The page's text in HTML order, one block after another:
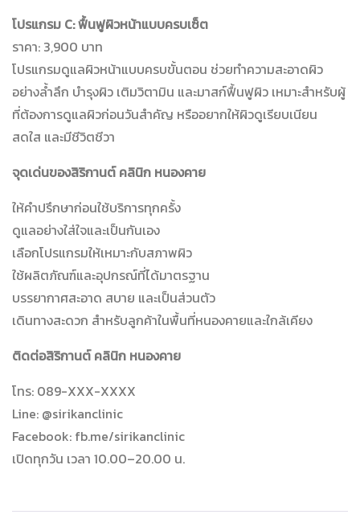
โปรแกรม C: ฟื้นฟูผิวหน้าแบบครบเซ็ต
ราคา: 3,900 บาท
โปรแกรมดูแลผิวหน้าแบบครบขั้นตอน ช่วยทำความสะอาดผิว
อย่างล้ำลึก บำรุงผิว เติมวิตามิน และมาสก์ฟื้นฟูผิว เหมาะสำหรับผู้
ที่ต้องการดูแลผิวก่อนวันสำคัญ หรืออยากให้ผิวดูเรียบเนียน
สดใส และมีชีวิตชีวา
จุดเด่นของสิริกานต์ คลินิก หนองคาย
ให้คำปรึกษาก่อนใช้บริการทุกครั้ง
ดูแลอย่างใส่ใจและเป็นกันเอง
เลือกโปรแกรมให้เหมาะกับสภาพผิว
ใช้ผลิตภัณฑ์และอุปกรณ์ที่ได้มาตรฐาน
บรรยากาศสะอาด สบาย และเป็นส่วนตัว
เดินทางสะดวก สำหรับลูกค้าในพื้นที่หนองคายและใกล้เคียง
ติดต่อสิริกานต์ คลินิก หนองคาย
โทร: 089-XXX-XXXX
Line: @sirikanclinic
Facebook: fb.me/sirikanclinic
เปิดทุกวัน เวลา 10.00–20.00 น.